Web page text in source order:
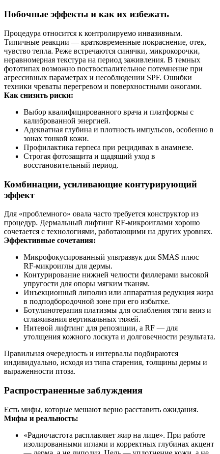
Побочные эффекты и как их избежать
Процедура относится к контролируемо инвазивным.
Типичные реакции — кратковременные покраснение, отек,
чувство тепла. Реже встречаются синячки, микрокорочки,
неравномерная текстура на период заживления. В темных
фототипах возможно поствоспалительное потемнение при
агрессивных параметрах и несоблюдении SPF. Ошибки
техники чреваты перегревом и поверхностными ожогами.
Как снизить риски:
Выбор квалифицированного врача и платформы с
калиброванной энергией.
Адекватная глубина и плотность импульсов, особенно в
зонах тонкой кожи.
Профилактика герпеса при рецидивах в анамнезе.
Строгая фотозащита и щадящий уход в
восстановительный период.
Комбинации, усиливающие контурирующий
эффект
Для «проблемного» овала часто требуется конструктор из
процедур. Дермальный лифтинг RF‑микроиглами хорошо
сочетается с технологиями, работающими на других уровнях.
Эффективные сочетания:
Микрофокусированный ультразвук для SMAS плюс
RF‑микроиглы для дермы.
Контурирование нижней челюсти филлерами высокой
упругости для опоры мягким тканям.
Инъекционный липолиз или аппаратная редукция жира
в подподбородочной зоне при его избытке.
Ботулинотерапия платизмы для ослабления тяги вниз и
сглаживания вертикальных тяжей.
Нитевой лифтинг для репозиции, а RF — для
утолщения кожного лоскута и долговечности результата.
Правильная очередность и интервалы подбираются
индивидуально, исходя из типа старения, толщины дермы и
выраженности птоза.
Распространенные заблуждения
Есть мифы, которые мешают верно расставить ожидания.
Мифы и реальность:
«Радиочастота расплавляет жир на лице». При работе
изолированными иглами и корректных глубинах акцент